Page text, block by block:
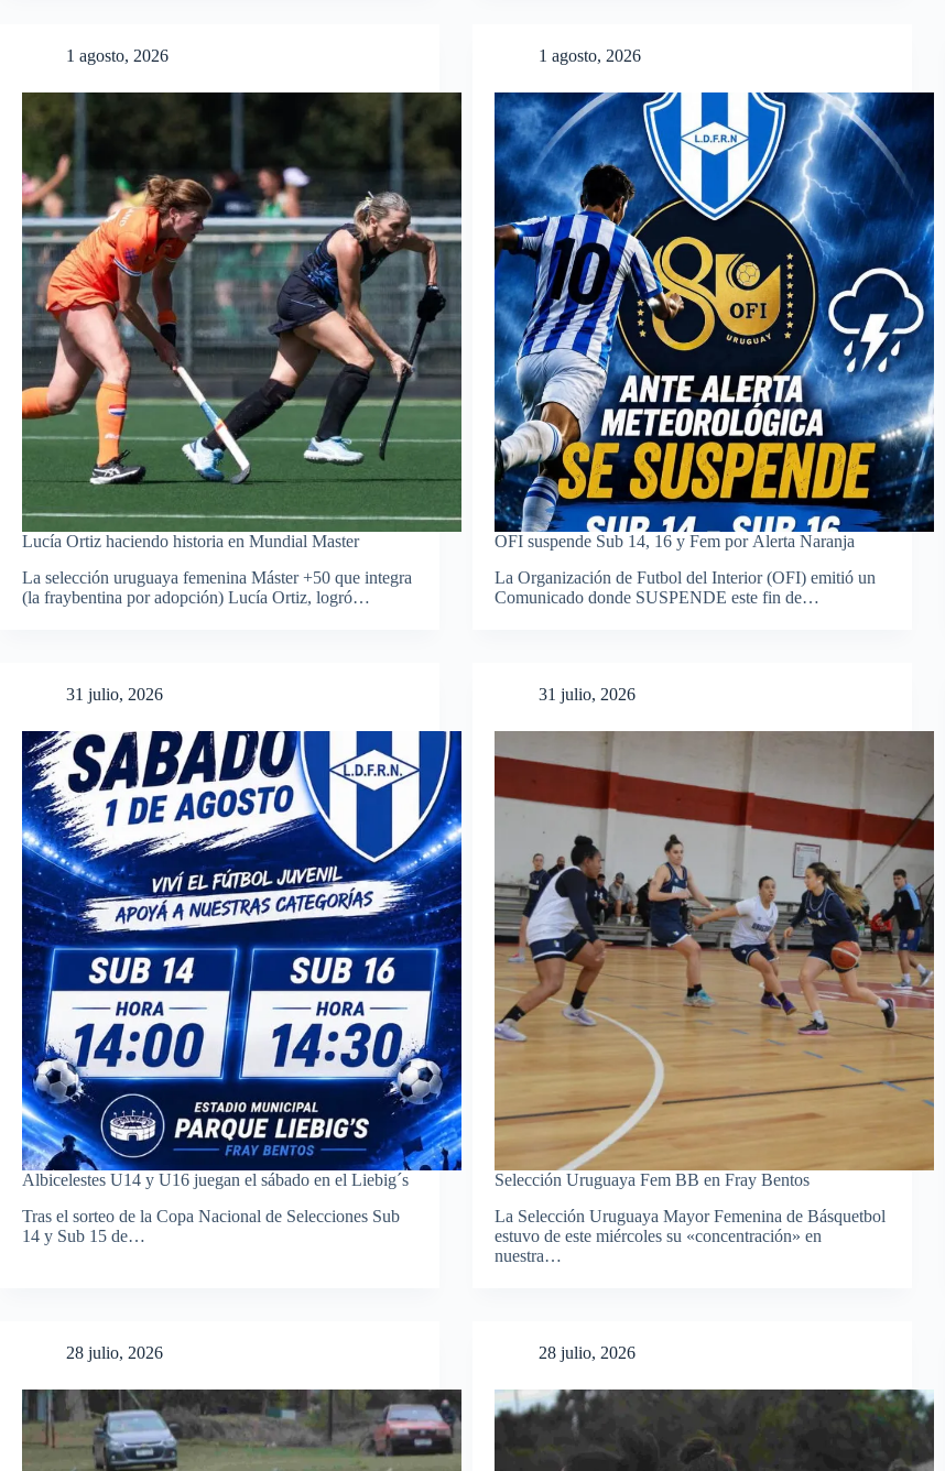
1 agosto, 2026
Lucía Ortiz haciendo historia en Mundial Master
La selección uruguaya femenina Máster +50 que integra
(la fraybentina por adopción) Lucía Ortiz, logró…
1 agosto, 2026
OFI suspende Sub 14, 16 y Fem por Alerta Naranja
La Organización de Futbol del Interior (OFI) emitió un
Comunicado donde SUSPENDE este fin de…
31 julio, 2026
Albicelestes U14 y U16 juegan el sábado en el Liebig´s
Tras el sorteo de la Copa Nacional de Selecciones Sub
14 y Sub 15 de…
31 julio, 2026
Selección Uruguaya Fem BB en Fray Bentos
La Selección Uruguaya Mayor Femenina de Básquetbol
estuvo de este miércoles su «concentración» en
nuestra…
28 julio, 2026 28 julio, 2026